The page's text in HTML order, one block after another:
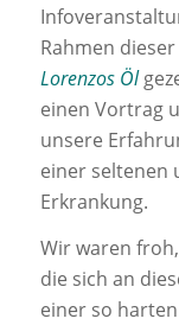
Rahmen
Lorenzos Öl
einen Vortrag
unsere
einer seltenen
Erkrankung.
Wir waren
die sich an
einer so